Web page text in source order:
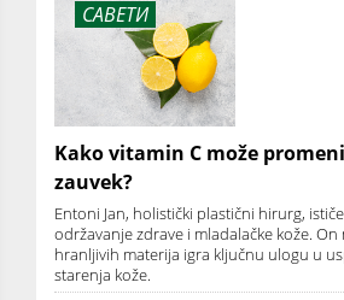
САВЕТИ
Kako vitamin C može
zauvek?
Entoni Jan, holistički plastični hirurg,
održavanje zdrave i mladalačke kože.
hranljivih materija igra ključnu ulogu u
starenja kože.